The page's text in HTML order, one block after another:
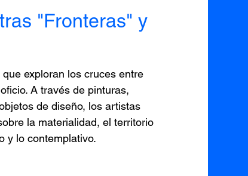
"Fronteras" y
exploran los cruces entre
A través de pinturas,
de diseño, los artistas
la materialidad, el territorio
y lo contemplativo.